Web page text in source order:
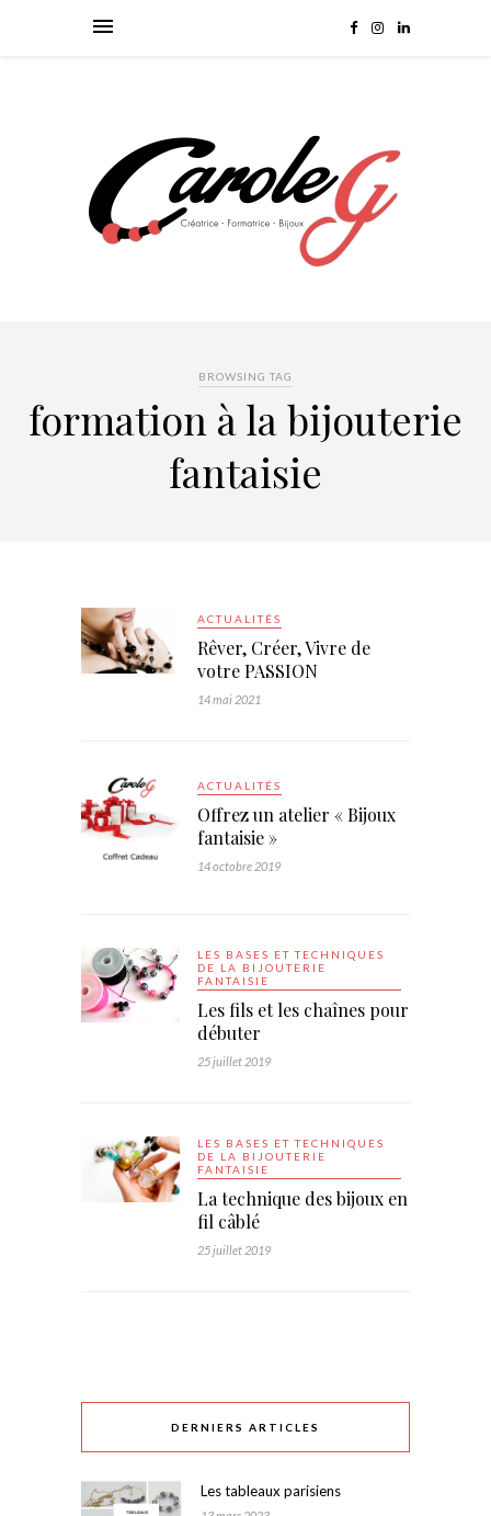
BROWSING TAG
formation à la bijouterie
fantaisie
ACTUALITÉS
Rêver, Créer, Vivre de
votre PASSION
14 mai 2021
ACTUALITÉS
Offrez un atelier « Bijoux
fantaisie »
14 octobre 2019
LES BASES ET TECHNIQUES
DE LA BIJOUTERIE
FANTAISIE
Les fils et les chaînes pour
débuter
25 juillet 2019
LES BASES ET TECHNIQUES
DE LA BIJOUTERIE
FANTAISIE
La technique des bijoux en
fil câblé
25 juillet 2019
DERNIERS ARTICLES
Les tableaux parisiens